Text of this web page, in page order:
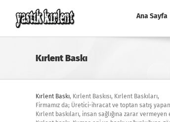
content
Ana Sayfa
Kırlent Baskı
Kırlent Baskı, Kırlent Baskısı, Kırlent Baskıları,
Firmamız da; Üretici-ihracat ve toptan satış
Kırlent baskıları, insan sağlığına zarar vermeyen